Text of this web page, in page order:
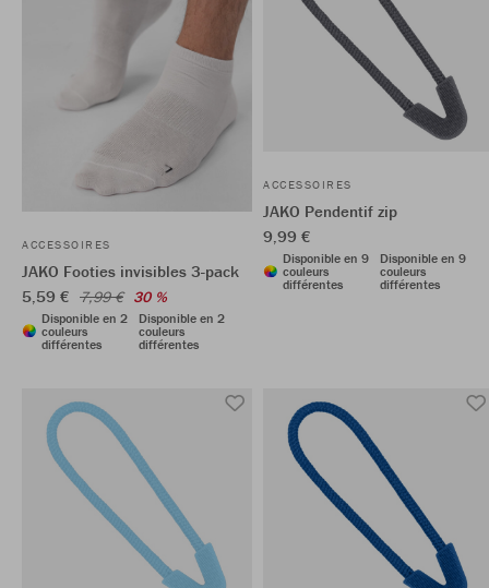
ACCESSOIRES
JAKO Footies invisibles 3-pack
5,59 € 7,99 € 30 %
Disponible en 2
couleurs
différentes
Disponible en 2
couleurs
différentes
ACCESSOIRES
JAKO Pendentif zip
9,99 €
Disponible en 9
couleurs
différentes
Disponible en 9
couleurs
différentes